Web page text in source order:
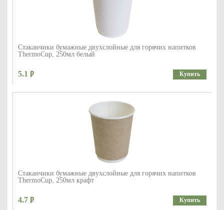
Стаканчики бумажные двухслойные для горячих напитков
ThermoCup, 250мл белый
5.1 Купить
Стаканчики бумажные двухслойные для горячих напитков
ThermoCup, 250мл крафт
4.7 Купить